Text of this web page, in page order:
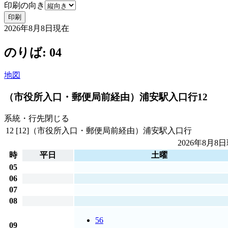
印刷の向き
印刷
2026年8月8日 現在
のりば: 04
地図
（市役所入口・郵便局前経由）浦安駅入口行12
系統・行先閉じる
12 [12]（市役所入口・郵便局前経由）浦安駅入口行
2026年8月8日
時
平日 土曜
05
06
07
08
09
56